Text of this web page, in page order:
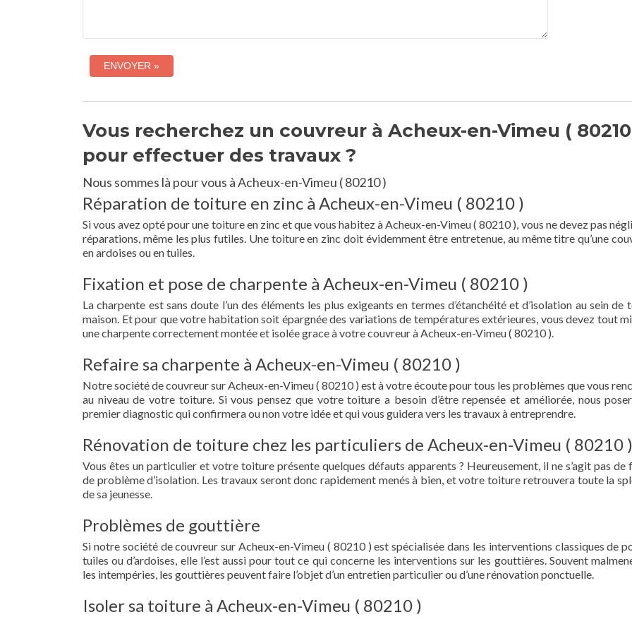
Vous recherchez un couvreur à Acheux-en-Vimeu (
pour effectuer des travaux ?
Nous sommes là pour vous à Acheux-en-Vimeu ( 80210 )
Réparation de toiture en zinc à Acheux-en-Vimeu ( 80210 )
Si vous avez opté pour une toiture en zinc et que vous habitez à Acheux-en-Vimeu ( 80210 ), vous ne devez pas
réparations, même les plus futiles. Une toiture en zinc doit évidemment être entretenue, au même titre qu’une
en ardoises ou en tuiles.
Fixation et pose de charpente à Acheux-en-Vimeu ( 80210 )
La charpente est sans doute l’un des éléments les plus exigeants en termes d’étanchéité et d’isolation au sein de
maison. Et pour que votre habitation soit épargnée des variations de températures extérieures, vous devez tout
une charpente correctement montée et isolée grace à votre couvreur à Acheux-en-Vimeu ( 80210 ).
Refaire sa charpente à Acheux-en-Vimeu ( 80210 )
Notre société de couvreur sur Acheux-en-Vimeu ( 80210 ) est à votre écoute pour tous les problèmes que vous
au niveau de votre toiture. Si vous pensez que votre toiture a besoin d’être repensée et améliorée, nous
premier diagnostic qui confirmera ou non votre idée et qui vous guidera vers les travaux à entreprendre.
Rénovation de toiture chez les particuliers de Acheux-en-Vimeu ( 80210 )
Vous êtes un particulier et votre toiture présente quelques défauts apparents ? Heureusement, il ne s’agit pas de
de problème d’isolation. Les travaux seront donc rapidement menés à bien, et votre toiture retrouvera toute la
de sa jeunesse.
Problèmes de gouttière
Si notre société de couvreur sur Acheux-en-Vimeu ( 80210 ) est spécialisée dans les interventions classiques de
tuiles ou d’ardoises, elle l’est aussi pour tout ce qui concerne les interventions sur les gouttières. Souvent
les intempéries, les gouttières peuvent faire l’objet d’un entretien particulier ou d’une rénovation ponctuelle.
Isoler sa toiture à Acheux-en-Vimeu ( 80210 )